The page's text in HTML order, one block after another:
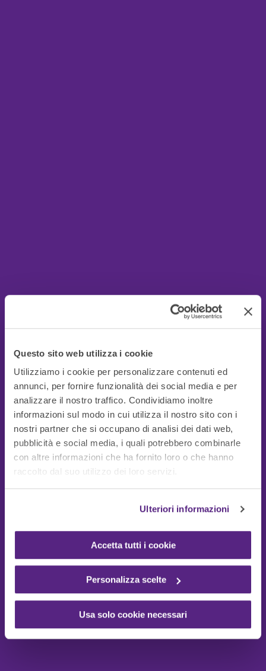
Questo sito web utilizza i cookie
Utilizziamo i cookie per personalizzare contenuti ed
annunci, per fornire funzionalità dei social media e per
analizzare il nostro traffico. Condividiamo inoltre
informazioni sul modo in cui utilizza il nostro sito con i
nostri partner che si occupano di analisi dei dati web,
pubblicità e social media, i quali potrebbero combinarle
con altre informazioni che ha fornito loro o che hanno
raccolto dal suo utilizzo dei loro servizi.
Ulteriori informazioni
Accetta tutti i cookie
Personalizza scelte
Usa solo cookie necessari
Guide Utili